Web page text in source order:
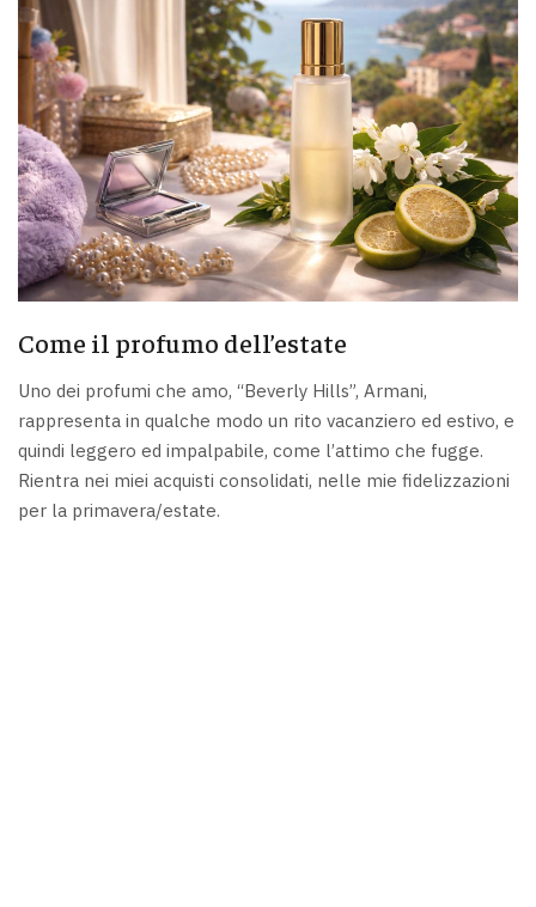
Come il profumo dell’estate
Uno dei profumi che amo, “Beverly Hills”, Armani,
rappresenta in qualche modo un rito vacanziero ed estivo, e
quindi leggero ed impalpabile, come l’attimo che fugge.
Rientra nei miei acquisti consolidati, nelle mie fidelizzazioni
per la primavera/estate.